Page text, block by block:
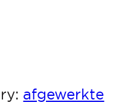
afgewerkte